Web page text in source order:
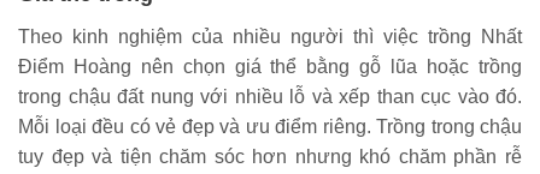
Theo kinh nghiệm của nhiều người thì việc trồng Nhất
Điểm Hoàng nên chọn giá thể bằng gỗ lũa hoặc trồng
trong chậu đất nung với nhiều lỗ và xếp than cục vào đó.
Mỗi loại đều có vẻ đẹp và ưu điểm riêng. Trồng trong chậu
tuy đẹp và tiện chăm sóc hơn nhưng khó chăm phần rễ